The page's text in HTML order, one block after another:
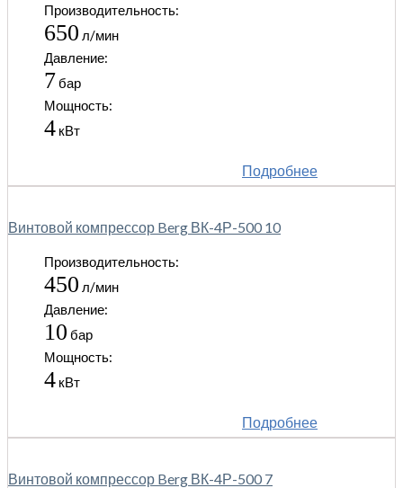
Производительность:
650 л/мин
Давление:
7бар
Мощность:
4 кВт
Подробнее
Винтовой компрессор Berg ВК-4Р-500 10
Производительность:
450 л/мин
Давление:
10 бар
Мощность:
4 кВт
Подробнее
Винтовой компрессор Berg ВК-4Р-500 7